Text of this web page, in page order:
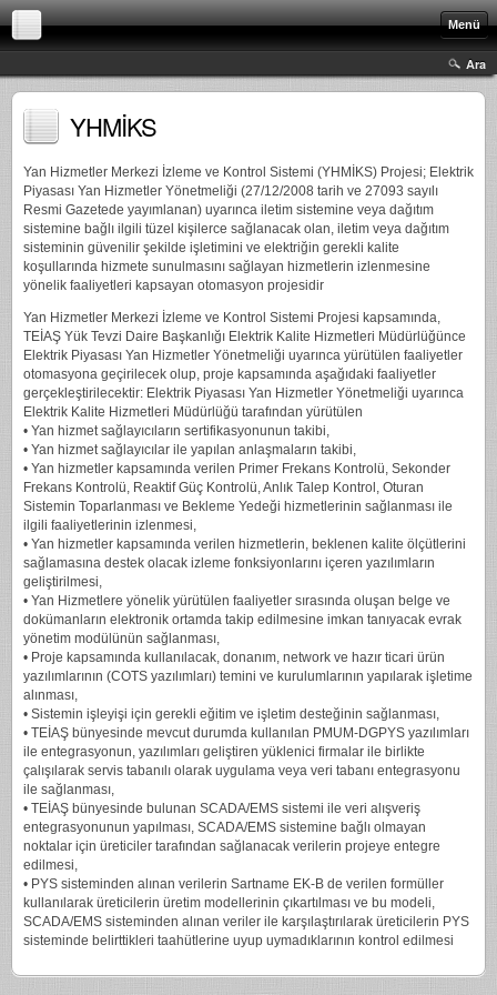
Menü
Ara
YHMİKS
Yan Hizmetler Merkezi İzleme ve Kontrol Sistemi (YHMİKS) Projesi; Elektrik
Piyasası Yan Hizmetler Yönetmeliği (27/12/2008 tarih ve 27093 sayılı
Resmi Gazetede yayımlanan) uyarınca iletim sistemine veya dağıtım
sistemine bağlı ilgili tüzel kişilerce sağlanacak olan, iletim veya dağıtım
sisteminin güvenilir şekilde işletimini ve elektriğin gerekli kalite
koşullarında hizmete sunulmasını sağlayan hizmetlerin izlenmesine
yönelik faaliyetleri kapsayan otomasyon projesidir
Yan Hizmetler Merkezi İzleme ve Kontrol Sistemi Projesi kapsamında,
TEİAŞ Yük Tevzi Daire Başkanlığı Elektrik Kalite Hizmetleri Müdürlüğünce
Elektrik Piyasası Yan Hizmetler Yönetmeliği uyarınca yürütülen faaliyetler
otomasyona geçirilecek olup, proje kapsamında aşağıdaki faaliyetler
gerçekleştirilecektir: Elektrik Piyasası Yan Hizmetler Yönetmeliği uyarınca
Elektrik Kalite Hizmetleri Müdürlüğü tarafından yürütülen
• Yan hizmet sağlayıcıların sertifikasyonunun takibi,
• Yan hizmet sağlayıcılar ile yapılan anlaşmaların takibi,
• Yan hizmetler kapsamında verilen Primer Frekans Kontrolü, Sekonder
Frekans Kontrolü, Reaktif Güç Kontrolü, Anlık Talep Kontrol, Oturan
Sistemin Toparlanması ve Bekleme Yedeği hizmetlerinin sağlanması ile
ilgili faaliyetlerinin izlenmesi,
• Yan hizmetler kapsamında verilen hizmetlerin, beklenen kalite ölçütlerini
sağlamasına destek olacak izleme fonksiyonlarını içeren yazılımların
geliştirilmesi,
• Yan Hizmetlere yönelik yürütülen faaliyetler sırasında oluşan belge ve
dokümanların elektronik ortamda takip edilmesine imkan tanıyacak evrak
yönetim modülünün sağlanması,
• Proje kapsamında kullanılacak, donanım, network ve hazır ticari ürün
yazılımlarının (COTS yazılımları) temini ve kurulumlarının yapılarak işletime
alınması,
• Sistemin işleyişi için gerekli eğitim ve işletim desteğinin sağlanması,
• TEİAŞ bünyesinde mevcut durumda kullanılan PMUM-DGPYS yazılımları
ile entegrasyonun, yazılımları geliştiren yüklenici firmalar ile birlikte
çalışılarak servis tabanılı olarak uygulama veya veri tabanı entegrasyonu
ile sağlanması,
• TEİAŞ bünyesinde bulunan SCADA/EMS sistemi ile veri alışveriş
entegrasyonunun yapılması, SCADA/EMS sistemine bağlı olmayan
noktalar için üreticiler tarafından sağlanacak verilerin projeye entegre
edilmesi,
• PYS sisteminden alınan verilerin Sartname EK-B de verilen formüller
kullanılarak üreticilerin üretim modellerinin çıkartılması ve bu modeli,
SCADA/EMS sisteminden alınan veriler ile karşılaştırılarak üreticilerin PYS
sisteminde belirttikleri taahütlerine uyup uymadıklarının kontrol edilmesi